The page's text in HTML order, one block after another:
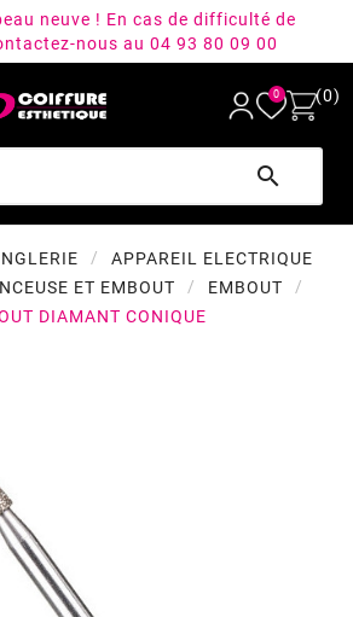
neuve ! En cas de difficulté de
nous au 04 93 80 09 00
0 (0)

APPAREIL ELECTRIQUE
ET EMBOUT
EMBOUT
DIAMANT CONIQUE